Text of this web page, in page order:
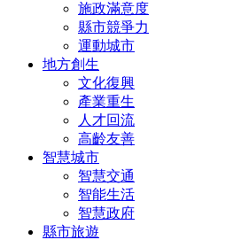
施政滿意度
縣市競爭力
運動城市
地方創生
文化復興
產業重生
人才回流
高齡友善
智慧城市
智慧交通
智能生活
智慧政府
縣市旅遊